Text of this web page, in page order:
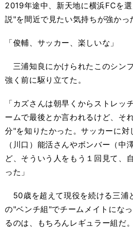
2019年途中、新天地に横浜FCを
説"を間近で見たい気持ちが強かっ
「俊輔、サッカー、楽しいな」
三浦知良にかけられたこのシン
強く前に駆り立てた。
「カズさんは朝早くからストレッ
ームで最後とか言われるけど、そ
分"を知りたかった。サッカーに対
（川口）能活さんやボンバー（中
ど、そういう人をもう１回見て、
った」
50歳を超えて現役を続ける三浦
の"ベンチ組"でチームメイトにな
るのは、もちろんレギュラー組だ。